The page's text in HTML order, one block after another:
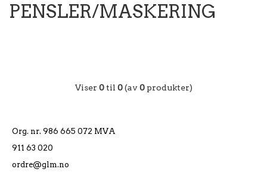
PENSLER/MASKERING
Viser 0til 0(av 0produkter)
Org. nr. 986 665 072 MVA
911 63 020
ordre@glm.no